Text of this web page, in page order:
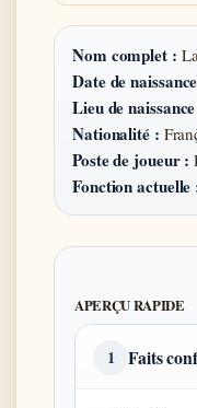
Nom complet :
Date de
Lieu de
Nationalité :
Poste de joueur :
Fonction actuelle
APERÇU RAPIDE
1 Faits